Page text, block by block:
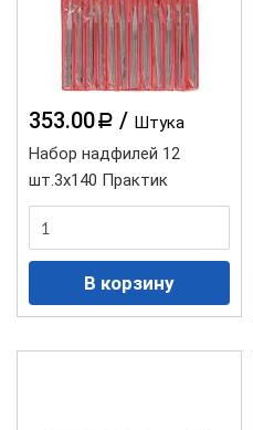
353.00 a / Штука
Набор надфилей 12
шт.3х140 Практик